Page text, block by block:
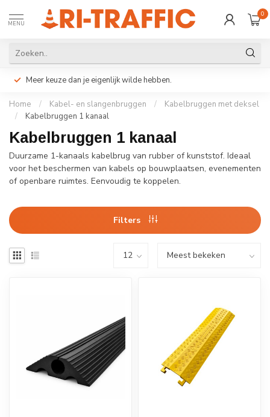
MENU
0
Meer keuze dan je eigenlijk wilde hebben.
Home / Kabel- en slangenbruggen /
Kabelbruggen met deksel
/
Kabelbruggen 1 kanaal
Kabelbruggen 1 kanaal
Duurzame 1-kanaals kabelbrug van rubber of kunststof. Ideaal
voor het beschermen van kabels op bouwplaatsen, evenementen
of openbare ruimtes. Eenvoudig te koppelen.
Filters